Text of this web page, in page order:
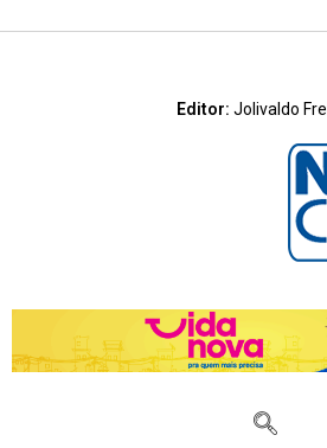
Editor: Jolivaldo